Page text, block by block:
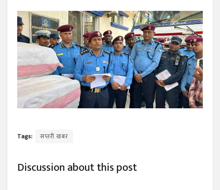
Tags: सप्तरी खबर
Discussion about this post